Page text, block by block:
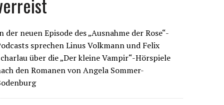
der neuen Episode des „Ausnahme der Rose“-
sprechen Linus Volkmann und Felix
über die „Der kleine Vampir“-Hörspiele
den Romanen von Angela Sommer-